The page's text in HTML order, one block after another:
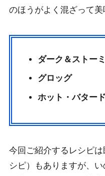
のほうがよく混ざって美
ダーク＆ストー
グロッグ
ホット・バター
今回ご紹介するレシピ
シピ）もありますが、